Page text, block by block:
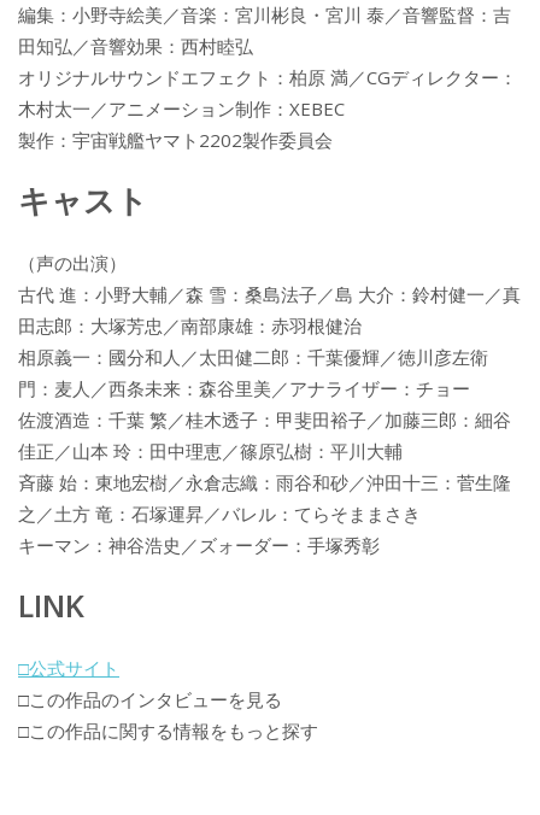
編集：小野寺絵美／音楽：宮川彬良・宮川 泰／音響監督：吉
田知弘／音響効果：西村睦弘
オリジナルサウンドエフェクト：柏原 満／CGディレクター：
木村太一／アニメーション制作：XEBEC
製作：宇宙戦艦ヤマト2202製作委員会
キャスト
（声の出演）
古代 進：小野大輔／森 雪：桑島法子／島 大介：鈴村健一／真
田志郎：大塚芳忠／南部康雄：赤羽根健治
相原義一：國分和人／太田健二郎：千葉優輝／徳川彦左衛
門：麦人／西条未来：森谷里美／アナライザー：チョー
佐渡酒造：千葉 繁／桂木透子：甲斐田裕子／加藤三郎：細谷
佳正／山本 玲：田中理恵／篠原弘樹：平川大輔
斉藤 始：東地宏樹／永倉志織：雨谷和砂／沖田十三：菅生隆
之／土方 竜：石塚運昇／バレル：てらそままさき
キーマン：神谷浩史／ズォーダー：手塚秀彰
LINK
□公式サイト
□この作品のインタビューを見る
□この作品に関する情報をもっと探す